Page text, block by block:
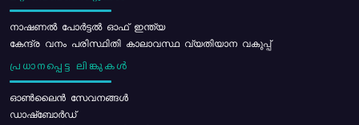
നാഷണൽ പോർട്ടൽ ഓഫ് ഇന്ത്യ
കേന്ദ്ര വനം പരിസ്ഥിതി കാലാവസ്ഥ വ്യതിയാന വകുപ്പ്
പ്രധാനപ്പെട്ട ലിങ്കുകൾ
ഓൺലൈൻ സേവനങ്ങൾ
ഡാഷ്ബോർഡ്